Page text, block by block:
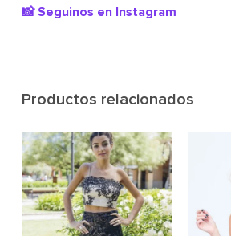
📸 Seguinos en Instagram
Productos relacionados